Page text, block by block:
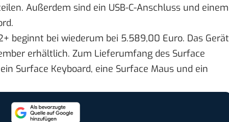
Außerdem sind ein USB-C-Anschluss und einem
beginnt bei wiederum bei 5.589,00 Euro. Das Gerät
erhältlich. Zum Lieferumfang des Surface
Surface Keyboard, eine Surface Maus und ein